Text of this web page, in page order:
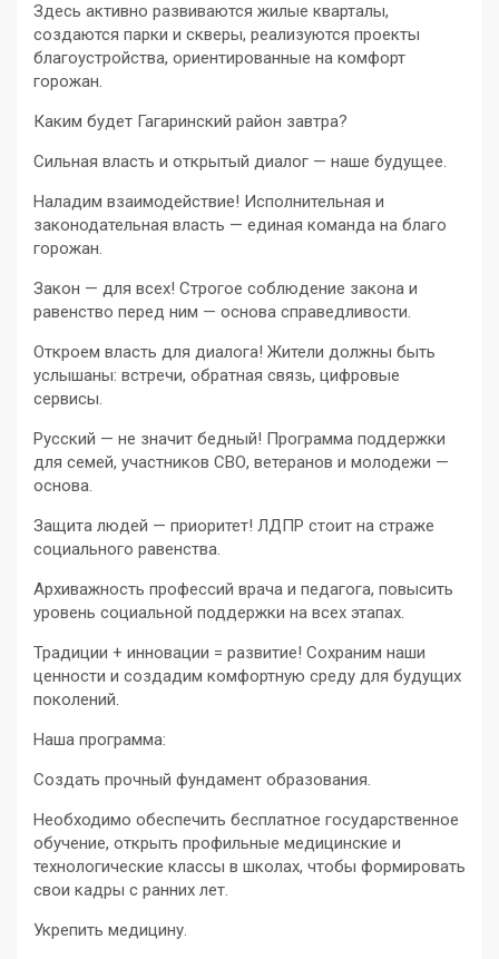
Здесь активно развиваются жилые кварталы,
создаются парки и скверы, реализуются проекты
благоустройства, ориентированные на комфорт
горожан.
Каким будет Гагаринский район завтра?
Сильная власть и открытый диалог — наше будущее.
Наладим взаимодействие! Исполнительная и
законодательная власть — единая команда на благо
горожан.
Закон — для всех! Строгое соблюдение закона и
равенство перед ним — основа справедливости.
Откроем власть для диалога! Жители должны быть
услышаны: встречи, обратная связь, цифровые
сервисы.
Русский — не значит бедный! Программа поддержки
для семей, участников СВО, ветеранов и молодежи —
основа.
Защита людей — приоритет! ЛДПР стоит на страже
социального равенства.
Архиважность профессий врача и педагога, повысить
уровень социальной поддержки на всех этапах.
Традиции + инновации = развитие! Сохраним наши
ценности и создадим комфортную среду для будущих
поколений.
Наша программа:
Создать прочный фундамент образования.
Необходимо обеспечить бесплатное государственное
обучение, открыть профильные медицинские и
технологические классы в школах, чтобы формировать
свои кадры с ранних лет.
Укрепить медицину.